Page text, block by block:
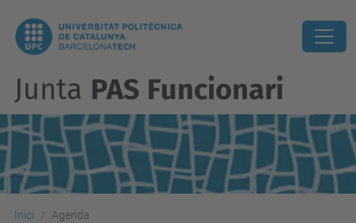
Junta PAS Funcionari
Inici Agenda